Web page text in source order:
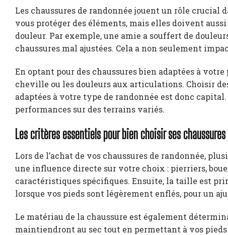
Les chaussures de randonnée jouent un rôle
vous protéger des éléments, mais elles doivent
douleur. Par exemple, une amie a souffert de
chaussures mal ajustées. Cela a non seulement
En optant pour des chaussures bien adaptées à
cheville ou les douleurs aux articulations. Choisir
adaptées à votre type de randonnée est donc
performances sur des terrains variés.
Les critères essentiels pour bien choisir ses
Lors de l’achat de vos chaussures de randonnée,
une influence directe sur votre choix : pierriers,
caractéristiques spécifiques. Ensuite, la taille est
lorsque vos pieds sont légèrement enflés, pour un
Le matériau de la chaussure est également
maintiendront au sec tout en permettant à vos